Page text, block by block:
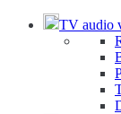
TV audio